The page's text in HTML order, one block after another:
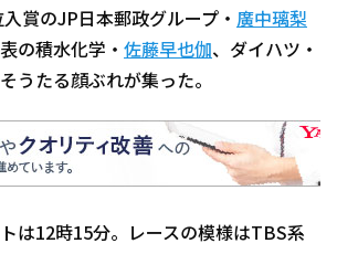
賞のJP日本郵政グループ・ 廣中璃梨
の積水化学・ 佐藤早也伽、ダイハツ・
うたる顔ぶれが集った。
は12時15分。レースの模様はTBS系